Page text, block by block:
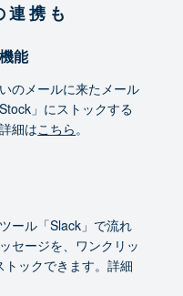
連携も
能
のメールに来たメール
」にストックする
細はこちら。
ール「Slack」で流れ
セージを、ワンクリッ
トックできます。詳細